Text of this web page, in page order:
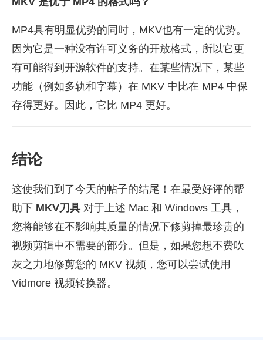
MP4具有明显优势的同时，MKV也有一定的优势。
因为它是一种没有许可义务的开放格式，所以它更
有可能得到开源软件的支持。在某些情况下，某些
功能（例如多轨和字幕）在 MKV 中比在 MP4 中保
存得更好。因此，它比 MP4 更好。
结论
这使我们到了今天的帖子的结尾！在最受好评的帮
助下 MKV刀具 对于上述 Mac 和 Windows 工具，
您将能够在不影响其质量的情况下修剪掉最珍贵的
视频剪辑中不需要的部分。但是，如果您想不费吹
灰之力地修剪您的 MKV 视频，您可以尝试使用
Vidmore 视频转换器。